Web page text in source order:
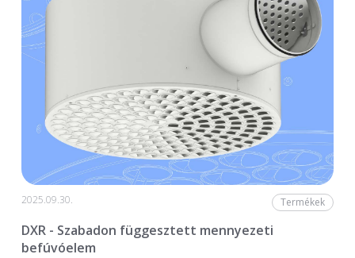
2025.09.30. Termékek
DXR - Szabadon függesztett mennyezeti
befúvóelem